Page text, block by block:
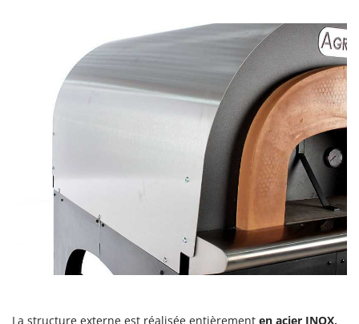
Pramac
Prismafood
Rato
Reber
Redback
Resto Italia
Ribimex
Ritter
La structure externe est réalisée entièrement en acier INOX,